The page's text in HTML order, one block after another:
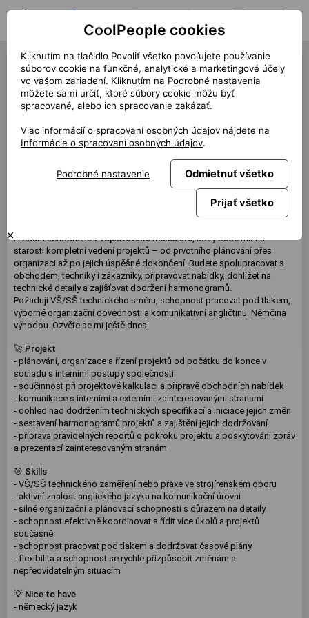
Hľadať pozíciu Moja pozícia Notifikácie
Project Manager (40017)
« späť
Miesto
Start (dĺžka)
7/2025
80 000 CZK
Hledám schopnéhoProjektového manažera, který bude mít na
starosti kompletní vedení projektů – od prvotního plánování přes
organizaci až po jejich úspěšné dokončení. Budete spolupracovat s
obchodem, techniky i zákazníky, připravovat nabídky, dohlížet na
technické detaily a zajišťovat dodržení harmonogramů.
Požaduji VŠ/SŠ technického směru, schopnost pracovat pod tlakem,
výborné organizační dovednosti a komunikativní angličtinu. Němčina
výhodou. Ozvěte se mi ještě dnes.
🚀 Projekt
- plánování, organizace a řízení projektů od počátku do konce v
souladu s interními postupy společnosti
- součinnost při projektové kalkulaci a přípravě obchodních nabídek
- komunikace s interními a externími zainteresovanými stranami
- dohled nad dodržením technických specifikací a iniciace jejich změn
- sestavení harmonogramů projektů a zajištění jejich dodržování
- příprava pravidelných reportů o pokroku projektu a poskytování zpráv
a prezentací zainteresovaným stranám
🎯 Skills
- VŠ/SŠ technického zaměření nebo praxe ve strojírenském oboru
- aktivní znalost anglického jazyka na komunikační úrovni
- silné organizační a plánovací schopnosti s důrazem na detaily
- schopnost efektivně koordinovat a řídit více úkolů a projektů
současně
- schopnost pracovat pod tlakem a dodržovat časové plány
- flexibilita a schopnost se rychle přizpůsobit změnám a
nepředvídatelným situacím
💡 Nice to have
- německý jazyk
CoolPeople cookies
Kliknutím na tlačidlo Povoliť všetko povoľujete používanie
súborov cookie na funkčné, analytické a marketingové účely
vo vašom zariadení. Kliknutím na Podrobné nastavenia
môžete sami určiť, ktoré súbory cookie môžu byť
spracované, alebo ich spracovanie zakázať.
Viac informácií o spracovaní osobných údajov nájdete na
Informácie o spracovaní osobných údajov.
Podrobné nastavenie Odmietnuť všetko
Prijať všetko